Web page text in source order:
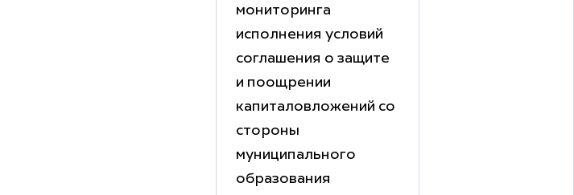
мониторинга
исполнения условий
соглашения о защите
и поощрении
капиталовложений со
стороны
муниципального
образования